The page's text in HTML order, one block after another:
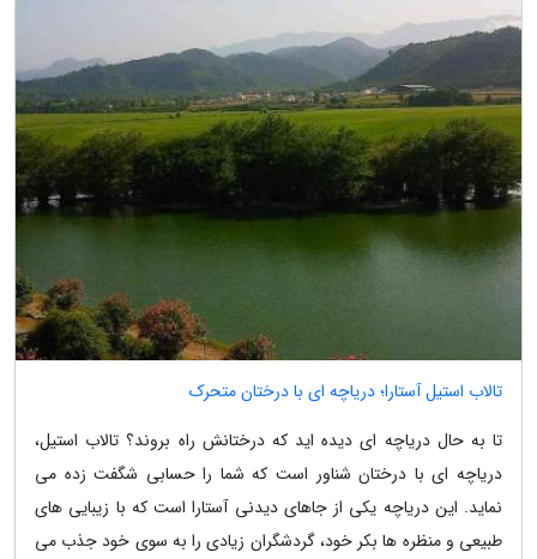
تالاب استیل آستارا؛ دریاچه ای با درختان متحرک
تا به حال دریاچه ای دیده اید که درختانش راه بروند؟ تالاب استیل،
دریاچه ای با درختان شناور است که شما را حسابی شگفت زده می
نماید. این دریاچه یکی از جاهای دیدنی آستارا است که با زیبایی های
طبیعی و منظره ها بکر خود، گردشگران زیادی را به سوی خود جذب می